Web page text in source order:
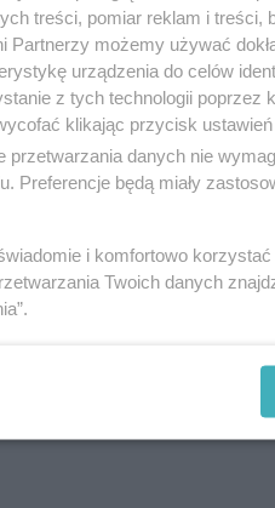
zamieranie
ich żółknięcie i
treści, pomiar reklam i treści,
Partnerzy możemy używać
urządzenia do celów
z tych technologii poprzez
klikając przycisk
przetwarzania danych nie
Preferencje będą miały
i komfortowo
Twoich danych